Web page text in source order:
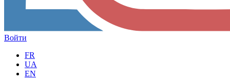
Войти
FR
UA
EN